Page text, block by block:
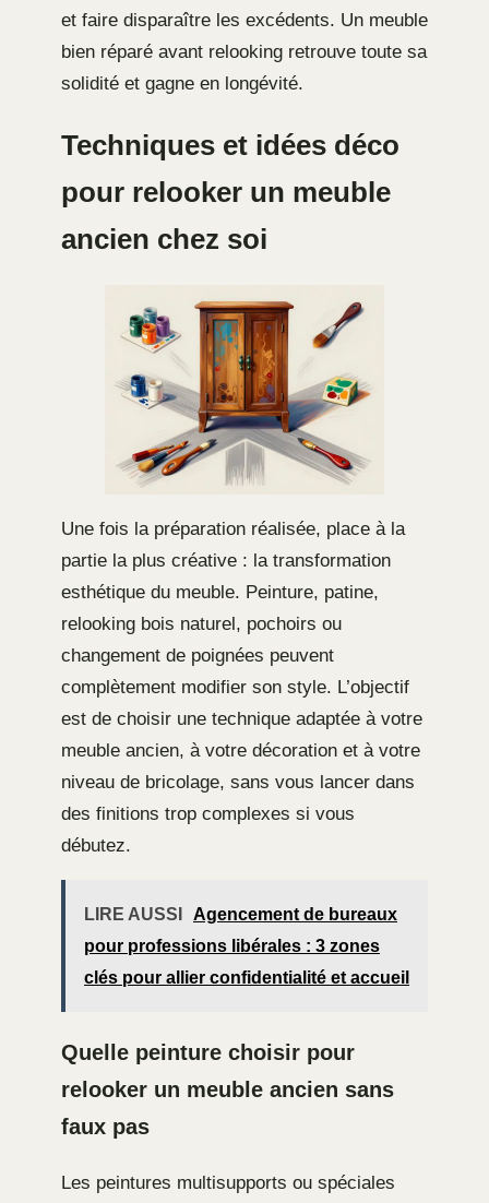
et faire disparaître les excédents. Un meuble
bien réparé avant relooking retrouve toute sa
solidité et gagne en longévité.
Techniques et idées déco
pour relooker un meuble
ancien chez soi
Une fois la préparation réalisée, place à la
partie la plus créative : la transformation
esthétique du meuble. Peinture, patine,
relooking bois naturel, pochoirs ou
changement de poignées peuvent
complètement modifier son style. L’objectif
est de choisir une technique adaptée à votre
meuble ancien, à votre décoration et à votre
niveau de bricolage, sans vous lancer dans
des finitions trop complexes si vous
débutez.
LIRE AUSSI
Agencement de bureaux
pour professions libérales : 3 zones
clés pour allier confidentialité et accueil
Quelle peinture choisir pour
relooker un meuble ancien sans
faux pas
Les peintures multisupports ou spéciales